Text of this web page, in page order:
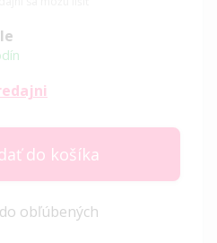
do košíka
obľúbených